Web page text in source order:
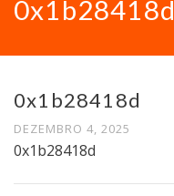
0x1b28418d
0x1b28418d
DEZEMBRO 4, 2025
0x1b28418d